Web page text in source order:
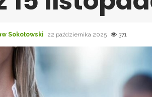
Sokołowski 22 października 2025 371